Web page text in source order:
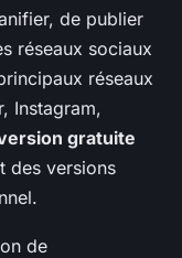
de publier
réseaux sociaux
réseaux
Instagram,
gratuite
des versions
de